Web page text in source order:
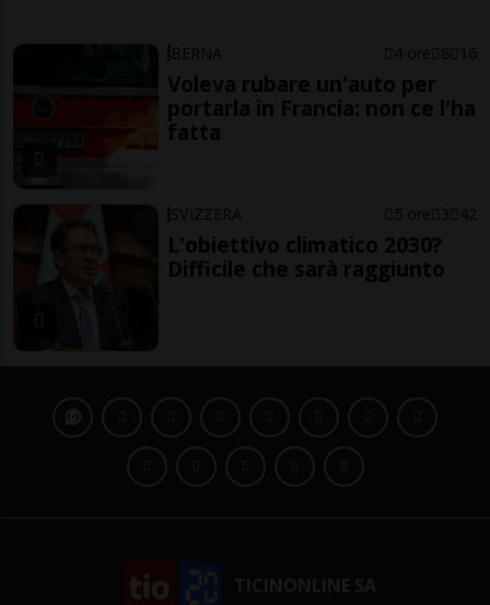
BERNA 4 ore 8 16
Voleva rubare un'auto per
portarla in Francia: non ce l'ha
fatta
SVIZZERA 5 ore 3 42
L'obiettivo climatico 2030?
Difficile che sarà raggiunto